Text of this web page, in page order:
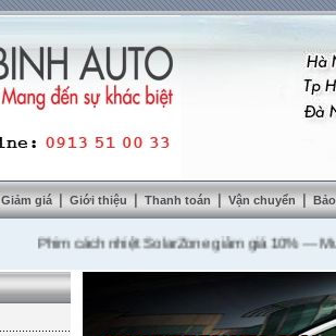
Giảm giá | Giới thiệu | Thanh toán | Vận chuyển |
Phim cách nhiệt SolarZone giảm giá 10%---Mua